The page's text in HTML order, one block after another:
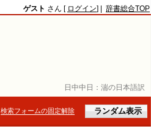
日中中日： 湍の日本語訳
ゲスト さん [ ログイン] | 辞書総合TOP
検索フォームの固定解除